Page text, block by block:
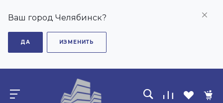
Ваш город Челябинск?
ДА ИЗМЕНИТЬ